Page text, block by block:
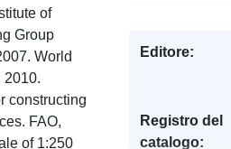
of
Group
World
2010.
constructing
FAO,
of 1:250
Editore:
Registro del
catalogo: